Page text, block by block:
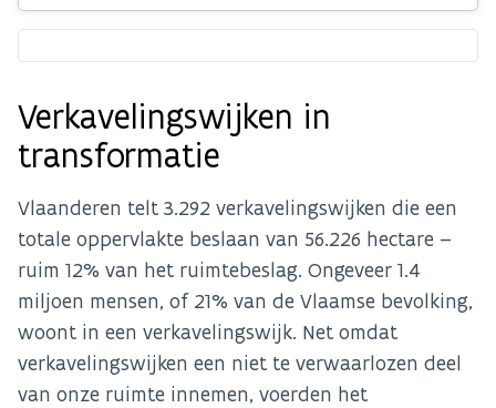
Verkavelingswijken in
transformatie
Vlaanderen telt 3.292 verkavelingswijken die een
totale oppervlakte beslaan van 56.226 hectare –
ruim 12% van het ruimtebeslag. Ongeveer 1.4
miljoen mensen, of 21% van de Vlaamse bevolking,
woont in een verkavelingswijk. Net omdat
verkavelingswijken een niet te verwaarlozen deel
van onze ruimte innemen, voerden het